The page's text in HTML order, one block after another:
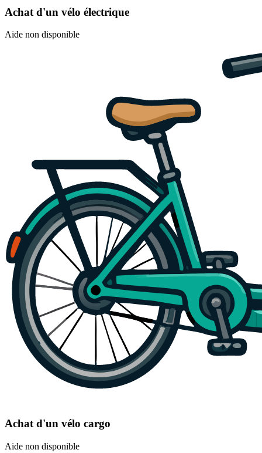
Achat d'un vélo électrique
Aide non disponible
Achat d'un vélo cargo
Aide non disponible